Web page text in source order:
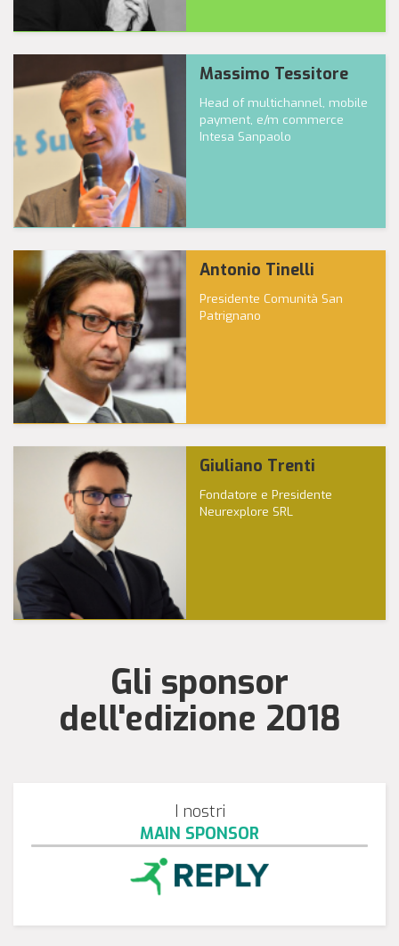
Massimo Tessitore
Head of multichannel, mobile
payment, e/m commerce
Intesa Sanpaolo
Antonio Tinelli
Presidente Comunità San
Patrignano
Giuliano Trenti
Fondatore e Presidente
Neurexplore SRL
Gli sponsor
dell'edizione 2018
I nostri
MAIN SPONSOR